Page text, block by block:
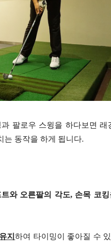
팔로우 스윙을 하다보면 래
는 동작을 하게 됩니다.
와 오른팔의 각도, 손목 코
지하여 타이밍이 좋아질 수